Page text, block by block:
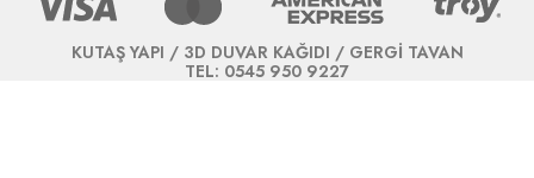
KUTAŞ YAPI / 3D DUVAR KAĞIDI / GERGİ TAVAN
TEL: 0545 950 9227